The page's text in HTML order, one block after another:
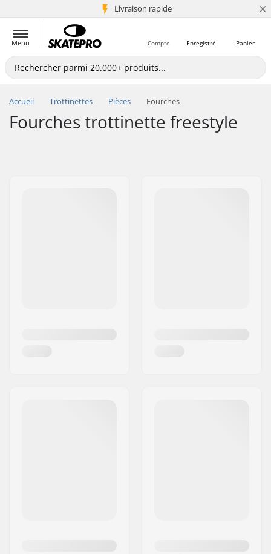
Livraison rapide
+5 mio de clients ×
Menu Panier
Enregistré
Compte
Accueil Trottinettes Pièces Fourches
Fourches trottinette freestyle